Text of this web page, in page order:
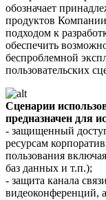
обозначает
продуктов
подходом к
обеспечить
беспроблемной
пользовательских
Сценарии
предназначен для
- защищенный
ресурсам
пользования
баз данных и т.п.);
- защита канала
видеоконференций,